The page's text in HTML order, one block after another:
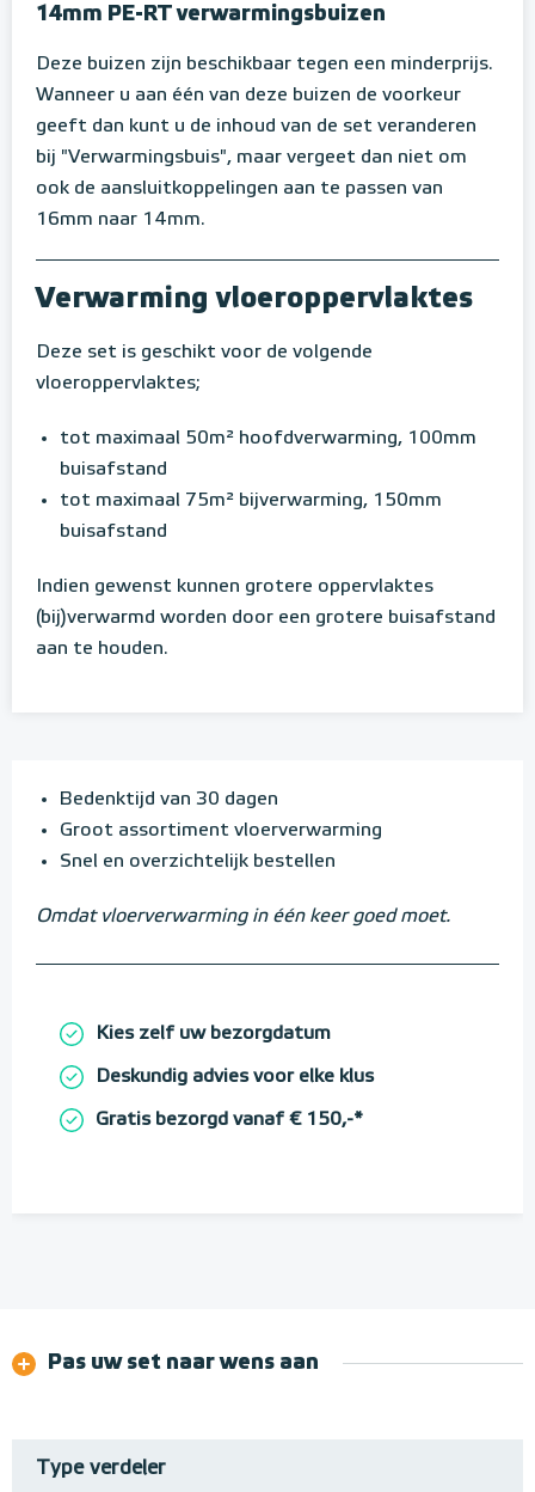
14mm PE-RT verwarmingsbuizen
Deze buizen zijn beschikbaar tegen een minderprijs.
Wanneer u aan één van deze buizen de voorkeur
geeft dan kunt u de inhoud van de set veranderen
bij "Verwarmingsbuis", maar vergeet dan niet om
ook de aansluitkoppelingen aan te passen van
16mm naar 14mm.
Verwarming vloeroppervlaktes
Deze set is geschikt voor de volgende
vloeroppervlaktes;
tot maximaal 50m² hoofdverwarming, 100mm
buisafstand
tot maximaal 75m² bijverwarming, 150mm
buisafstand
Indien gewenst kunnen grotere oppervlaktes
(bij)verwarmd worden door een grotere buisafstand
aan te houden.
Bedenktijd van 30 dagen
Groot assortiment vloerverwarming
Snel en overzichtelijk bestellen
Omdat vloerverwarming in één keer goed moet.
Kies zelf uw bezorgdatum
Deskundig advies voor elke klus
Gratis bezorgd vanaf € 150,-*
Pas uw set naar wens aan
Type verdeler